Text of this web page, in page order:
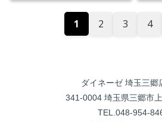
1 2 3 4
ダイネーゼ 埼玉三郷
341-0004 埼玉県三郷市
TEL.048-954-